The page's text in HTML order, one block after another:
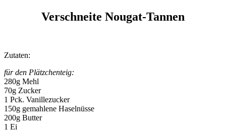
Verschneite Nougat-Tannen
Zutaten:
für den Plätzchenteig:
280g Mehl
70g Zucker
1 Pck. Vanillezucker
150g gemahlene Haselnüsse
200g Butter
1 Ei